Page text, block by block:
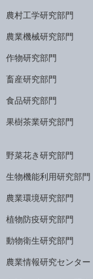
農村工学研究部門
農業機械研究部門
作物研究部門
畜産研究部門
食品研究部門
果樹茶業研究部門
野菜花き研究部門
生物機能利用研究部門
農業環境研究部門
植物防疫研究部門
動物衛生研究部門
農業情報研究センター